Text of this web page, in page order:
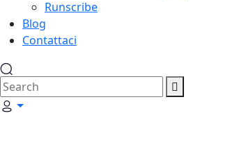
Runscribe
Blog
Contattaci